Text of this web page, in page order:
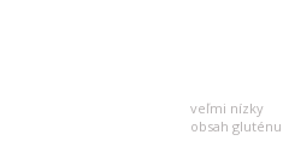
veľmi nízky
obsah gluténu